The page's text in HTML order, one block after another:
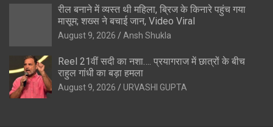
रील बनाने में व्यस्त थी महिला, ब्रिज के किनारे पहुंच गया
मासूम; शख्स ने बचाई जान, Video Viral
August 9, 2026 Ansh Shukla
Reel 21वीं सदी का नशा…. प्रयागराज में छात्रों के बीच
राहुल गांधी का बड़ा हमला
August 9, 2026 URVASHI GUPTA